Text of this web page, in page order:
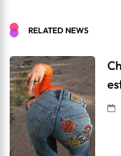
RELATED NEWS